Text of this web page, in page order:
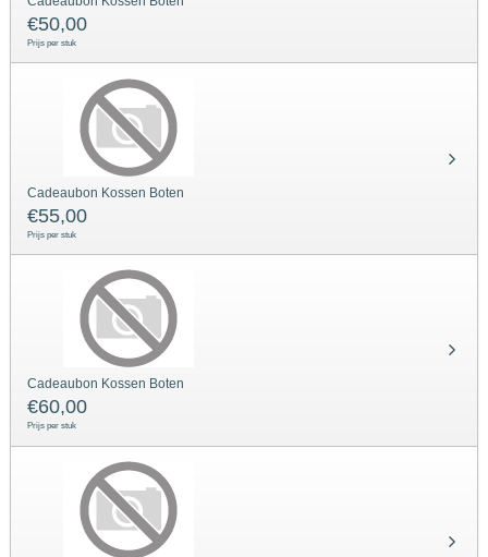
€50,00
Prijs per stuk
Cadeaubon Kossen Boten
€55,00
Prijs per stuk
Cadeaubon Kossen Boten
€60,00
Prijs per stuk